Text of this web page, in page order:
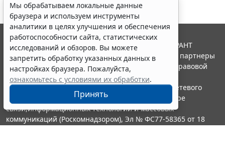
Мы обрабатываем локальные данные
браузера и используем инструменты
аналитики в целях улучшения и обеспечения
работоспособности сайта, статистических
исследований и обзоров. Вы можете
запретить обработку указанных данных в
настройках браузера. Пожалуйста,
ознакомьтесь с условиями их обработки.
Принять
© ООО "НПП "ГАРАНТ-СЕРВИС", 2026. Система ГАРАНТ
выпускается с 1990 года. Компания "Гарант" и ее партнеры
являются участниками Российской ассоциации правовой
информации ГАРАНТ.
Портал ГАРАНТ.РУ зарегистрирован в качестве сетевого
издания Федеральной службой по надзору в сфере
связи,информационных технологий и массовых
коммуникаций (Роскомнадзором), Эл № ФС77-58365 от 18